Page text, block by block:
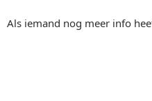
Als iemand nog meer info